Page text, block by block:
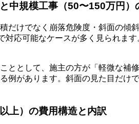
中規模工事（50〜150万円）
だけでなく崩落危険度・斜面の傾
対応可能なケースが多く見られま
ととして、施主の方が「軽微な補
例があります。斜面の見た目だけ
上）の費用構造と内訳